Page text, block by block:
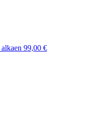
alkaen 99,00 €